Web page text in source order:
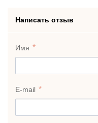
Написать отзыв
Имя
E-mail